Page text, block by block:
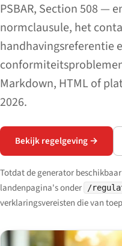
PSBAR, Section 508 —
normclausule, het
handhavingsreferentie
Markdown, HTML of
2026.
Bekijk regelgeving →
Totdat de generator
landenpagina's onder
/
verklaringsvereisten die van